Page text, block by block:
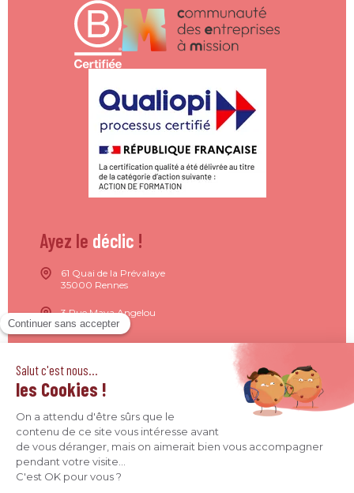
Ayez le déclic !
61 Quai de la Prévalaye
35000 Rennes
3 Rue Maya Angelou
44200 Nantes
4 Quai Jean Moulin
09 71 37 26 34
contact@agence-declic.fr